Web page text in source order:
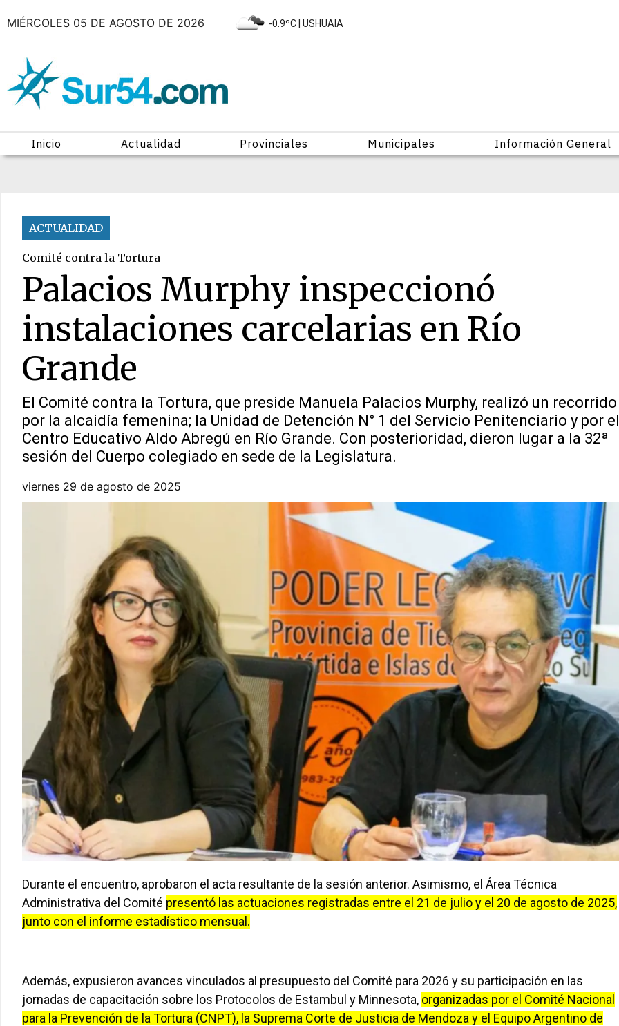
MIÉRCOLES 05 DE AGOSTO DE 2026 -0.9ºC | USHUAIA
Inicio Actualidad Provinciales Municipales Información General
ACTUALIDAD
Comité contra la Tortura
Palacios Murphy inspeccionó
instalaciones carcelarias en Río
Grande
El Comité contra la Tortura, que preside Manuela Palacios Murphy, realizó un recorrido
por la alcaidía femenina; la Unidad de Detención N° 1 del Servicio Penitenciario y por el
Centro Educativo Aldo Abregú en Río Grande. Con posterioridad, dieron lugar a la 32ª
sesión del Cuerpo colegiado en sede de la Legislatura.
viernes 29 de agosto de 2025
Durante el encuentro, aprobaron el acta resultante de la sesión anterior. Asimismo, el Área Técnica
Administrativa del Comité presentó las actuaciones registradas entre el 21 de julio y el 20 de agosto de 2025,
junto con el informe estadístico mensual.
Además, expusieron avances vinculados al presupuesto del Comité para 2026 y su participación en las
jornadas de capacitación sobre los Protocolos de Estambul y Minnesota, organizadas por el Comité Nacional
para la Prevención de la Tortura (CNPT), la Suprema Corte de Justicia de Mendoza y el Equipo Argentino de